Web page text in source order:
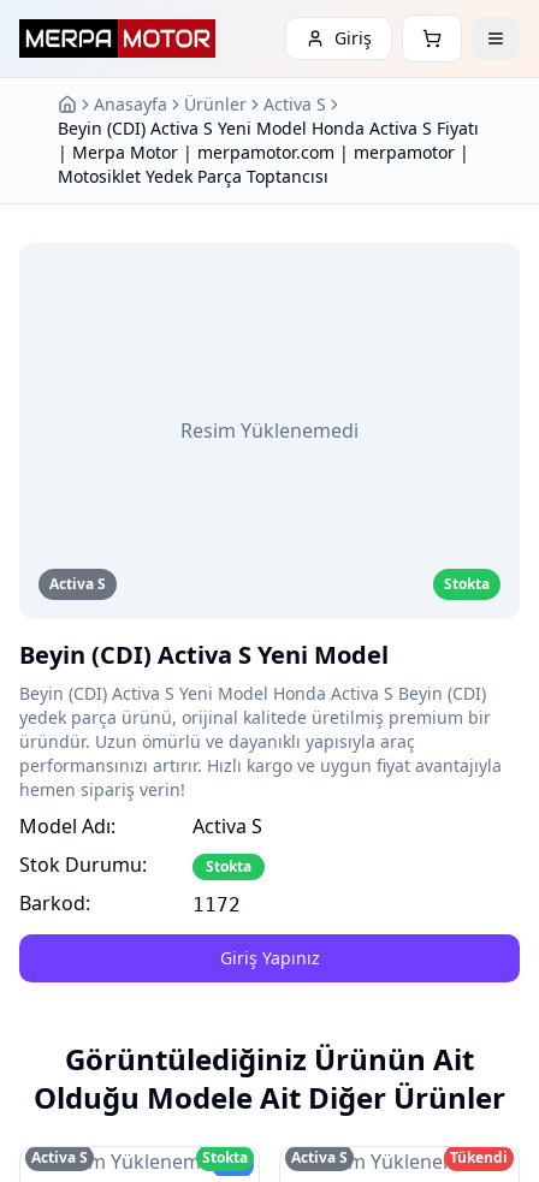
Giriş
Anasayfa Ürünler
Activa S
Beyin (CDI) Activa S Yeni Model Honda Activa S Fiyatı
| Merpa Motor | merpamotor.com | merpamotor |
Motosiklet Yedek Parça Toptancısı
Activa S Stokta
Resim Yüklenemedi
Beyin (CDI) Activa S Yeni Model
Beyin (CDI) Activa S Yeni Model Honda Activa S Beyin (CDI)
yedek parça ürünü, orijinal kalitede üretilmiş premium bir
üründür. Uzun ömürlü ve dayanıklı yapısıyla araç
performansınızı artırır. Hızlı kargo ve uygun fiyat avantajıyla
hemen sipariş verin!
Model Adı:
Stok Durumu:
Barkod:
Activa S
Stokta
1172
Giriş Yapınız
Görüntülediğiniz Ürünün Ait
Olduğu Modele Ait Diğer Ürünler
Resim YüklenemediYeni
Activa S
Stokta
Resim Yüklenemedi
Activa S
Tükendi